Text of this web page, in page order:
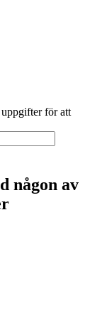
för att
någon av